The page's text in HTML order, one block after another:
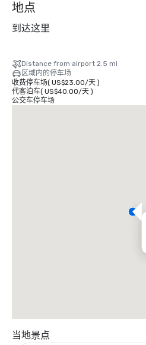
地点
到达这里
Distance from airport 2.5 mi
区域内的停车场
收费停车场( US$23.00/天)
代客泊车( US$40.00/天)
公交车停车场
当地景点